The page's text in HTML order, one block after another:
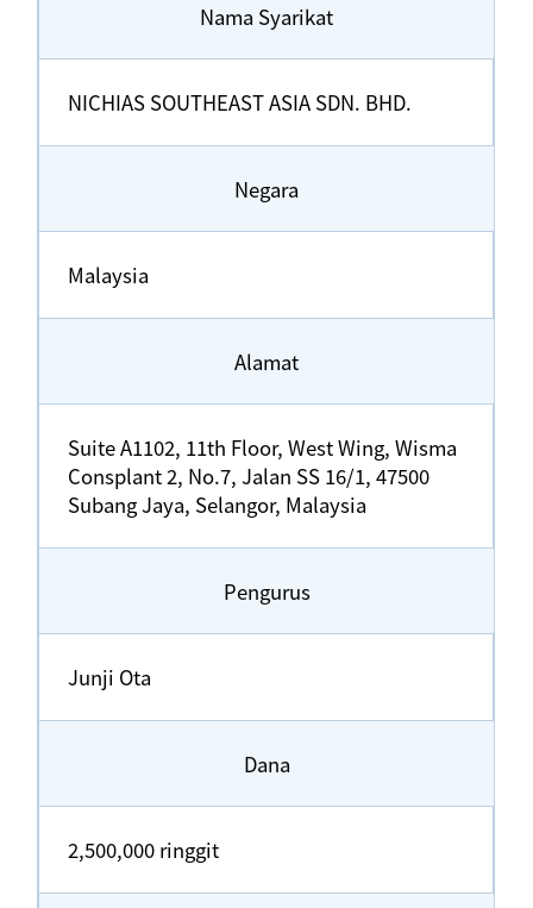
Nama Syarikat
NICHIAS SOUTHEAST ASIA SDN. BHD.
Negara
Malaysia
Alamat
Suite A1102, 11th Floor, West Wing, Wisma
Consplant 2, No.7, Jalan SS 16/1, 47500
Subang Jaya, Selangor, Malaysia
Pengurus
Junji Ota
Dana
2,500,000 ringgit